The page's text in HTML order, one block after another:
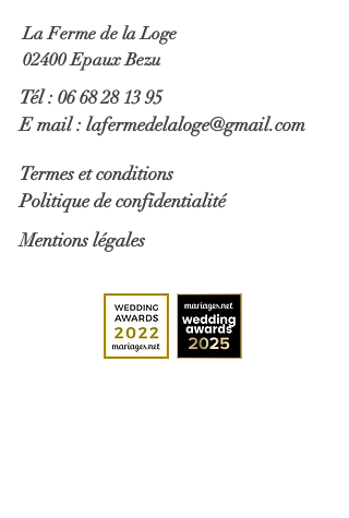
La Ferme de la Loge
02400 Epaux Bezu
Tél : 06 68 28 13 95
E mail : lafermedelaloge@gmail.com
Termes et conditions
Politique de confidentialité
Mentions légales